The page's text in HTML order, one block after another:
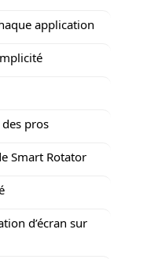
application
pros
Smart Rotator
d’écran sur